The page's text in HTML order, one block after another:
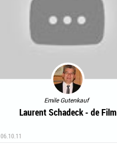
Emile Gutenkauf
Laurent Schadeck - de Film
06.10.11